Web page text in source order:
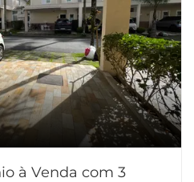
à Venda com 3